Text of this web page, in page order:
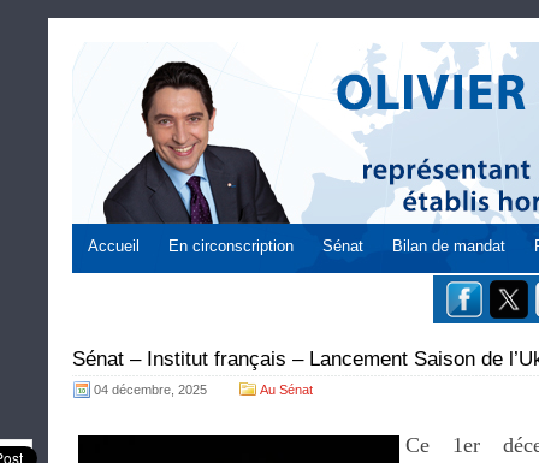
Accueil En circonscription Sénat Bilan de mandat
Sénat – Institut français – Lancement Saison de
04 décembre, 2025 Au Sénat
Ce 1er